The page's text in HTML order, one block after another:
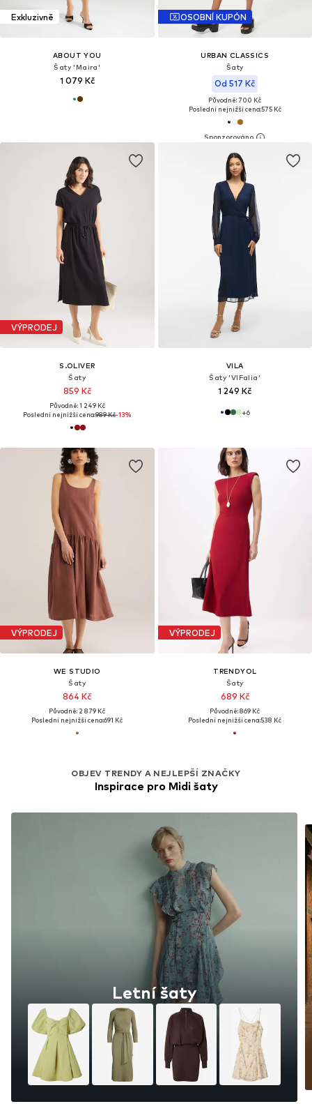
Exkluzivně
ABOUT YOU
Šaty 'Maira'
1 079 Kč
OSOBNÍ KUPÓN
URBAN CLASSICS
Šaty
Od 517 Kč
Původně: 700 Kč
Poslední nejnižší cena:575 Kč
VÝPRODEJ
S.OLIVER
Šaty
859 Kč
Původně: 1 249 Kč
Poslední nejnižší cena:989 Kč-13%
VILA
Šaty 'VIFalia'
1 249 Kč
+6
VÝPRODEJ
WE STUDIO
Šaty
864 Kč
Původně: 2 879 Kč
Poslední nejnižší cena:691 Kč
VÝPRODEJ
TRENDYOL
Šaty
689 Kč
Původně: 869 Kč
Poslední nejnižší cena:538 Kč
OBJEV TRENDY A NEJLEPŠÍ ZNAČKY
Inspirace pro Midi šaty
Letní šaty